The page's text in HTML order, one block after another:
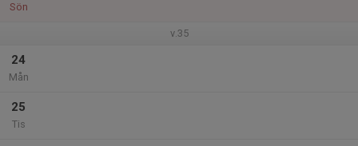
Sön
v.35
24
Mån
25
Tis